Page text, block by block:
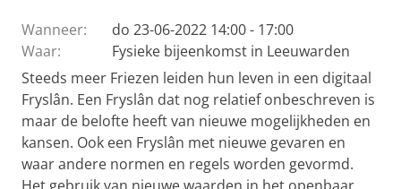
Wanneer:
do 23-06-2022 14:00 - 17:00
Waar:
Fysieke bijeenkomst in Leeuwarden
Steeds meer Friezen leiden hun leven in een digitaal
Fryslân. Een Fryslân dat nog relatief onbeschreven is
maar de belofte heeft van nieuwe mogelijkheden en
kansen. Ook een Fryslân met nieuwe gevaren en
waar andere normen en regels worden gevormd.